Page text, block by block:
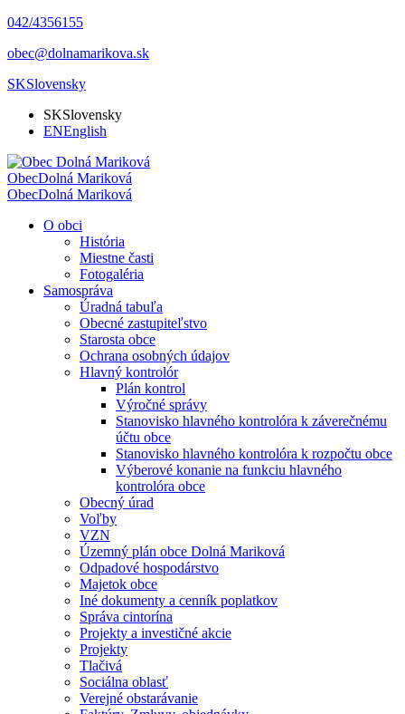
042/4356155
obec@dolnamarikova.sk
SKSlovensky
SKSlovensky
ENEnglish
ObecDolná Mariková
ObecDolná Mariková
O obci
História
Miestne časti
Fotogaléria
Samospráva
Úradná tabuľa
Obecné zastupiteľstvo
Starosta obce
Ochrana osobných údajov
Hlavný kontrolór
Plán kontrol
Výročné správy
Stanovisko hlavného kontrolóra k záverečnému
účtu obce
Stanovisko hlavného kontrolóra k rozpočtu obce
Výberové konanie na funkciu hlavného
kontrolóra obce
Obecný úrad
Voľby
VZN
Územný plán obce Dolná Mariková
Odpadové hospodárstvo
Majetok obce
Iné dokumenty a cenník poplatkov
Správa cintorína
Projekty a investičné akcie
Projekty
Tlačivá
Sociálna oblasť
Verejné obstarávanie